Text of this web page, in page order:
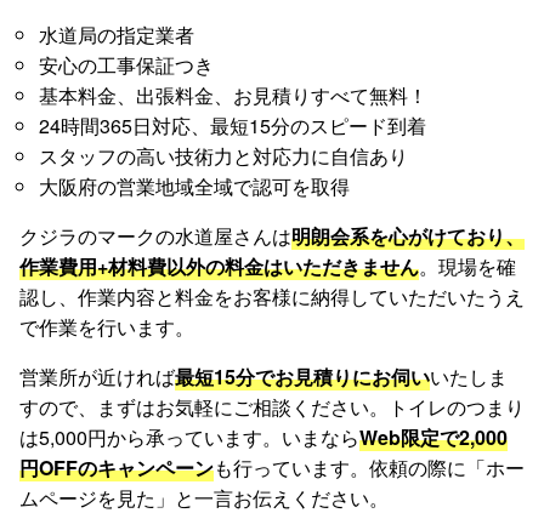
水道局の指定業者
安心の工事保証つき
基本料金、出張料金、お見積りすべて無料！
24時間365日対応、最短15分のスピード到着
スタッフの高い技術力と対応力に自信あり
大阪府の営業地域全域で認可を取得
クジラのマークの水道屋さんは明朗会系を心がけており、
作業費用+材料費以外の料金はいただきません。現場を確
認し、作業内容と料金をお客様に納得していただいたうえ
で作業を行います。
営業所が近ければ最短15分でお見積りにお伺いいたしま
すので、まずはお気軽にご相談ください。トイレのつまり
は5,000円から承っています。いまならWeb限定で2,000
円OFFのキャンペーンも行っています。依頼の際に「ホー
ムページを見た」と一言お伝えください。